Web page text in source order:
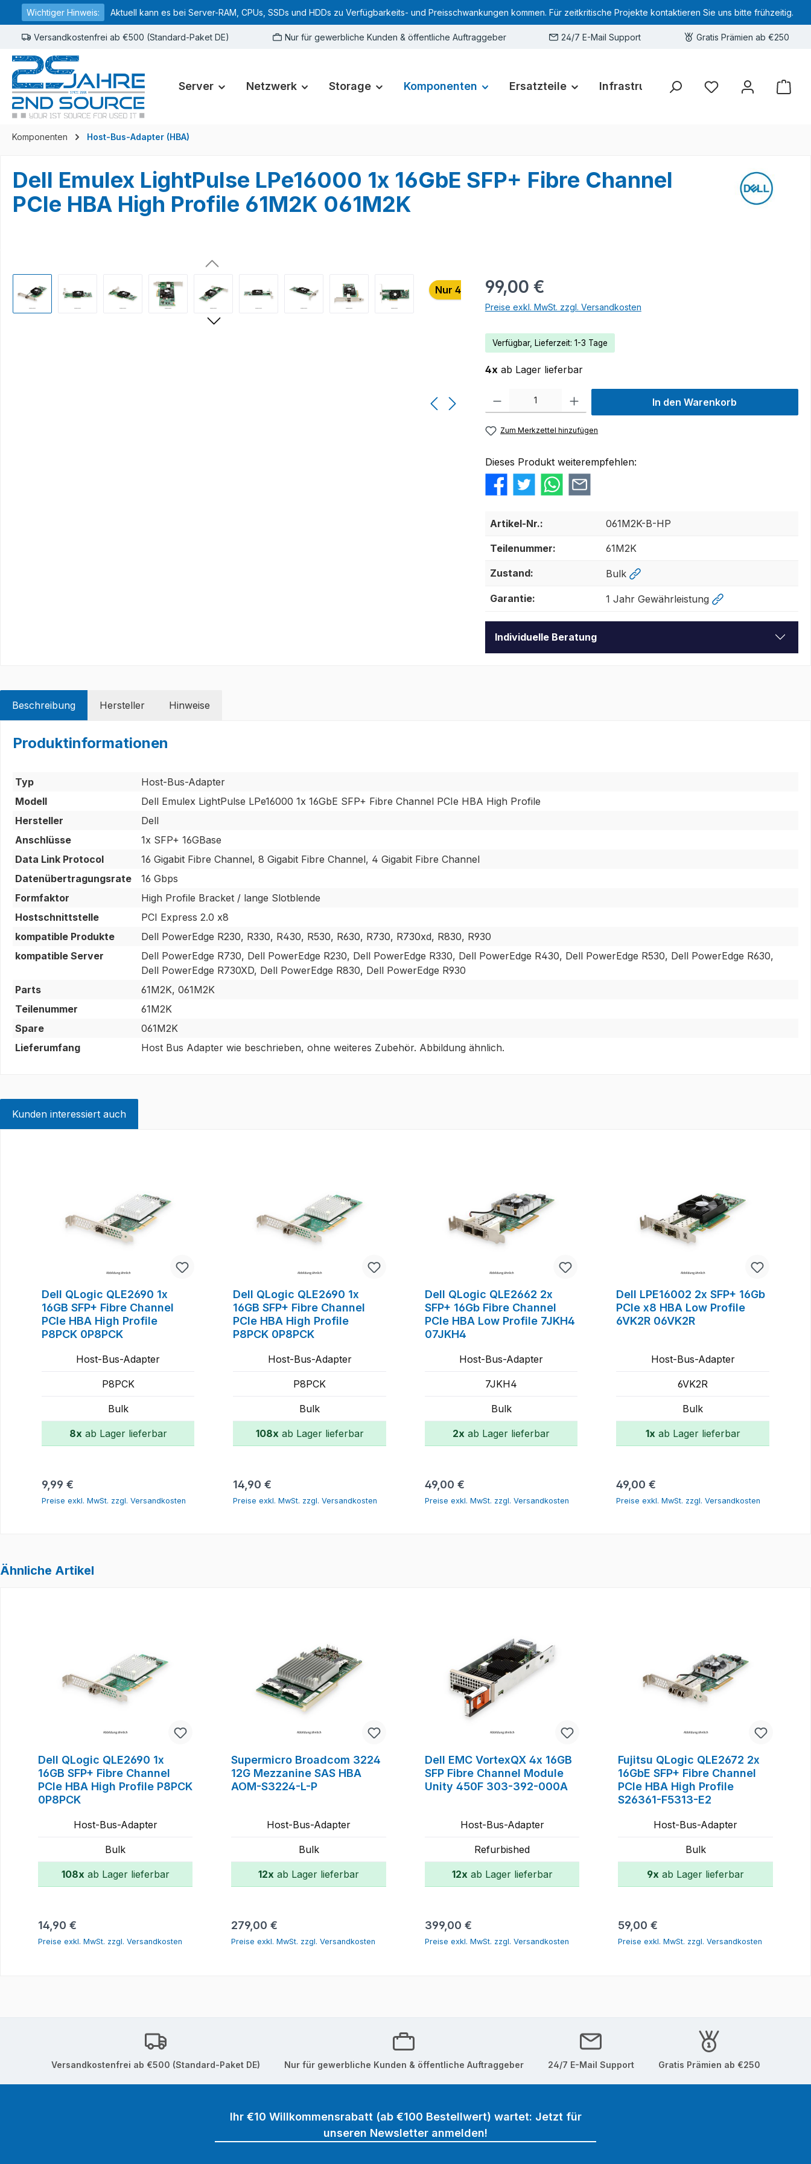
Zur Hauptnavigation springen
Wichtiger Hinweis: Aktuell kann es bei Server-RAM, CPUs, SSDs und HDDs zu Verfügbarkeits- und Preisschwankungen kommen. Für zeitkritische Projekte kontaktieren Sie uns bitte frühzeitig.
Versandkostenfrei ab €500 (Standard-Paket DE) Nur für gewerbliche Kunden & öffentliche Auftraggeber 24/7 E-Mail Support Gratis Prämien ab €250
Server Netzwerk Storage Komponenten Ersatzteile Infrastruktur Hardware-Deals
Sie haben 0 Produkte
Komponenten Host-Bus-Adapter (HBA)
Dell Emulex LightPulse LPe16000 1x 16GbE SFP+ Fibre Channel
PCIe HBA High Profile 61M2K 061M2K
Nur 4 auf Lager!99,00 €
Preise exkl. MwSt. zzgl. Versandkosten
Verfügbar, Lieferzeit: 1-3 Tage
4x ab Lager lieferbar
Produkt Anzahl: Gib den gewünschten Wert ein oder benutze die Schaltflächen um die
In den Warenkorb
Zum Merkzettel hinzufügen
Dieses Produkt weiterempfehlen:
Artikel-Nr.: 061M2K-B-HP
Teilenummer: 61M2K
Zustand: Bulk
Garantie: 1 Jahr Gewährleistung
Individuelle Beratung
Beschreibung Hersteller Hinweise
Produktinformationen
Typ
Host-Bus-Adapter
Modell
Dell Emulex LightPulse LPe16000 1x 16GbE SFP+ Fibre Channel PCIe HBA High Profile
Hersteller
Dell
Anschlüsse
1x SFP+ 16GBase
Data Link Protocol
16 Gigabit Fibre Channel, 8 Gigabit Fibre Channel, 4 Gigabit Fibre Channel
Datenübertragungsrate
16 Gbps
Formfaktor
High Profile Bracket / lange Slotblende
Hostschnittstelle
PCI Express 2.0 x8
kompatible Produkte
Dell PowerEdge R230, R330, R430, R530, R630, R730, R730xd, R830, R930
kompatible Server
Dell PowerEdge R730, Dell PowerEdge R230, Dell PowerEdge R330, Dell PowerEdge R430, Dell PowerEdge R530, Dell PowerEdge R630,
Dell PowerEdge R730XD, Dell PowerEdge R830, Dell PowerEdge R930
Parts
61M2K, 061M2K
Teilenummer
61M2K
Spare
061M2K
Lieferumfang
Host Bus Adapter wie beschrieben, ohne weiteres Zubehör. Abbildung ähnlich.
Kunden interessiert auch
Dell QLogic QLE2690 1x
16GB SFP+ Fibre Channel
PCIe HBA High Profile
P8PCK 0P8PCK
Host-Bus-Adapter
P8PCK
Bulk
8x ab Lager lieferbar
Regulärer Preis:
9,99 €
Preise exkl. MwSt. zzgl. Versandkosten
Dell QLogic QLE2690 1x
16GB SFP+ Fibre Channel
PCIe HBA High Profile
P8PCK 0P8PCK
Host-Bus-Adapter
P8PCK
Bulk
108x ab Lager lieferbar
Regulärer Preis:
14,90 €
Preise exkl. MwSt. zzgl. Versandkosten
Dell QLogic QLE2662 2x
SFP+ 16Gb Fibre Channel
PCIe HBA Low Profile 7JKH4
07JKH4
Host-Bus-Adapter
7JKH4
Bulk
2x ab Lager lieferbar
Regulärer Preis:
49,00 €
Preise exkl. MwSt. zzgl. Versandkosten
Dell LPE16002 2x SFP+ 16Gb
PCIe x8 HBA Low Profile
6VK2R 06VK2R
Host-Bus-Adapter
6VK2R
Bulk
1x ab Lager lieferbar
Regulärer Preis:
49,00 €
Preise exkl. MwSt. zzgl. Versandkosten
Ähnliche Artikel
Dell QLogic QLE2690 1x
16GB SFP+ Fibre Channel
PCIe HBA High Profile P8PCK
0P8PCK
Host-Bus-Adapter
Bulk
108x ab Lager lieferbar
Regulärer Preis:
14,90 €
Preise exkl. MwSt. zzgl. Versandkosten
Supermicro Broadcom 3224
12G Mezzanine SAS HBA
AOM-S3224-L-P
Host-Bus-Adapter
Bulk
12x ab Lager lieferbar
Regulärer Preis:
279,00 €
Preise exkl. MwSt. zzgl. Versandkosten
In den Warenkorb
Dell EMC VortexQX 4x 16GB
SFP Fibre Channel Module
Unity 450F 303-392-000A
Host-Bus-Adapter
Refurbished
12x ab Lager lieferbar
Regulärer Preis:
399,00 €
Preise exkl. MwSt. zzgl. Versandkosten
In den Warenkorb
Fujitsu QLogic QLE2672 2x
16GbE SFP+ Fibre Channel
PCIe HBA High Profile
S26361-F5313-E2
Host-Bus-Adapter
Bulk
9x ab Lager lieferbar
Regulärer Preis:
59,00 €
Preise exkl. MwSt. zzgl. Versandkosten
Versandkostenfrei ab €500 (Standard-Paket DE) Nur für gewerbliche Kunden & öffentliche Auftraggeber 24/7 E-Mail Support Gratis Prämien ab €250
Ihr €10 Willkommensrabatt (ab €100 Bestellwert) wartet: Jetzt für
unseren Newsletter anmelden!